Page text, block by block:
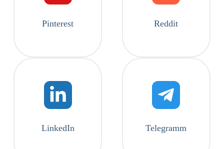
Pinterest Reddit
LinkedIn Telegramm